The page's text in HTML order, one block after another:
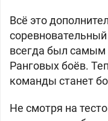
Всё это
всегда был
Ранговых боёв.
команды станет
Не смотря на